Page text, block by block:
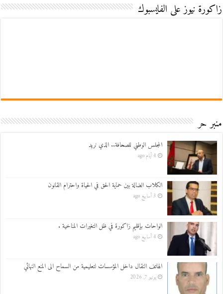
زاكورة نيوز على الفايسبوك
منبر حر
المجلس الوطني للصحافة.. الذي نريد
4 أيام ago
الكلاب الضالة بين حماية الحق في الحياة واحترام القانون
3 أسابيع ago
الواحات بإقليم زاكورة في ظل التغيرات المناخية .
4 أسابيع ago
الهاتف النقال داخل المؤسسات لتعليمية من السماح الى المنع النهائي
يونيو 7, 2026